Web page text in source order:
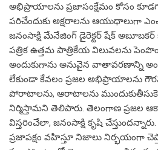
అభిప్రాయాలను ప్రజాసంక్షేమం కోసం
పరిచేందుకు అక్షరాలను ఆయుధాలుగా
జనంసాక్షి మేనేజింగ్‌ డైరెక్టర్‌ షేక్‌
పత్రిక ఉత్తమ పాత్రికేయ విలువలను
అందుకుగాను అనువైన వాతావరణాన్ని
లేకుండా కేవలం ప్రజల అభిప్రాయాలను
పోరాటాలను, ఆరాటాలను
నిర్మిస్తామని తెలిపారు. తెలంగాణ ప్రజల
విస్తరించేలా, జనంసాక్షి కృషి
ప్రజాపక్షం వహిస్తూ నిజాలు నిర్భయంగా